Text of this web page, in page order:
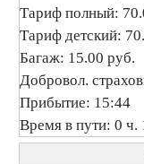
Тариф полный:
Тариф детский:
Багаж: 15.00 руб.
Добровол.
Прибытие: 15:44
Время в пути: 0 ч.